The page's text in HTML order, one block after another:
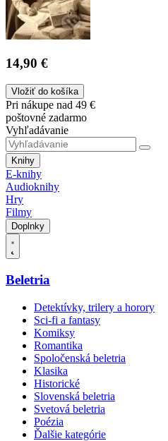
14,90 €
Vložiť do košíka
Pri nákupe nad 49 €
poštovné zadarmo
Vyhľadávanie
Knihy
E-knihy
Audioknihy
Hry
Filmy
Doplnky
Beletria
Detektívky, trilery a horory
Sci-fi a fantasy
Komiksy
Romantika
Spoločenská beletria
Klasika
Historické
Slovenská beletria
Svetová beletria
Poézia
Ďalšie kategórie